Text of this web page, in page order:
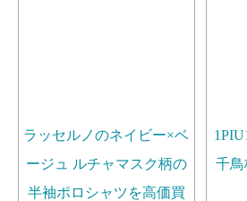
ラッセルノのネイビー×ベ
ージュ ルチャマスク柄の
半袖ポロシャツを高価買
千